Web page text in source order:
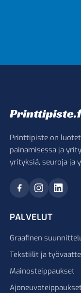
Printtipiste on
painamisessa ja
yrityksiä, seuroja ja
PALVELUT
Graafinen
Tekstiilit ja
Mainosteippaukset
Ajoneuvoteippaukset